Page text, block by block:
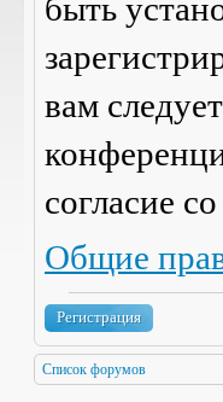
быть
вам
согласие со
Общие
Регистрация
Список форумов